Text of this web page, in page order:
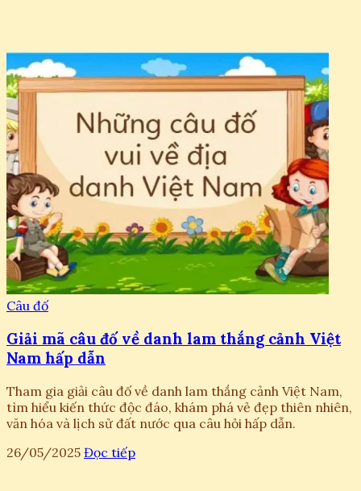
Câu đố
Giải mã câu đố về danh lam thắng cảnh Việt
Nam hấp dẫn
Tham gia giải câu đố về danh lam thắng cảnh Việt Nam,
tìm hiểu kiến thức độc đáo, khám phá vẻ đẹp thiên nhiên,
văn hóa và lịch sử đất nước qua câu hỏi hấp dẫn.
26/05/2025 Đọc tiếp